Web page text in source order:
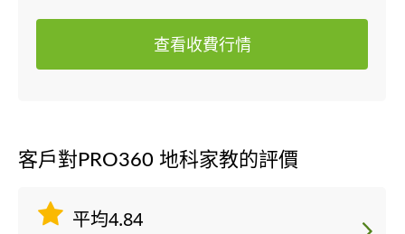
查看收費行情
客戶對PRO360 地科家教的評價
平均4.84